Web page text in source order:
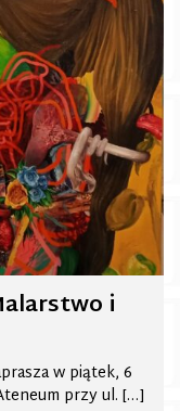
i
w piątek, 6
przy ul. […]